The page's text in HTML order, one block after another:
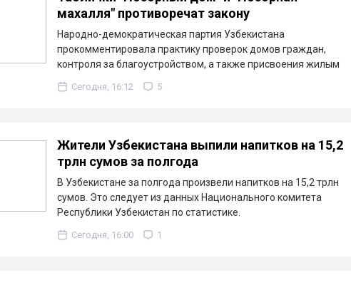
махалля" противоречат закону
Народно-демократическая партия Узбекистана
прокомментировала практику проверок домов граждан,
контроля за благоустройством, а также присвоения жилым
Сегодня, 16:12 5
Жители Узбекистана выпили напитков на 15,2
трлн сумов за полгода
В Узбекистане за полгода произвели напитков на 15,2 трлн
сумов. Это следует из данных Национального комитета
Республики Узбекистан по статистике.
Сегодня, 16:00 1